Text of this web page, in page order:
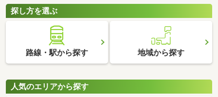
くださいね。
探し方を選ぶ
路線・駅から探す 地域から探す
人気のエリアから探す